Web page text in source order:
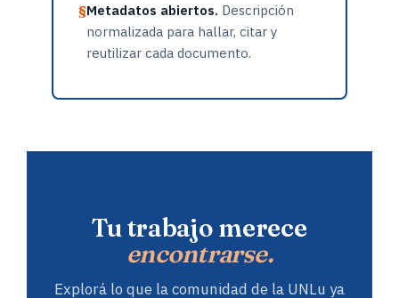
Metadatos abiertos. Descripción
normalizada para hallar, citar y
reutilizar cada documento.
Tu trabajo merece
encontrarse.
Explorá lo que la comunidad de la UNLu ya